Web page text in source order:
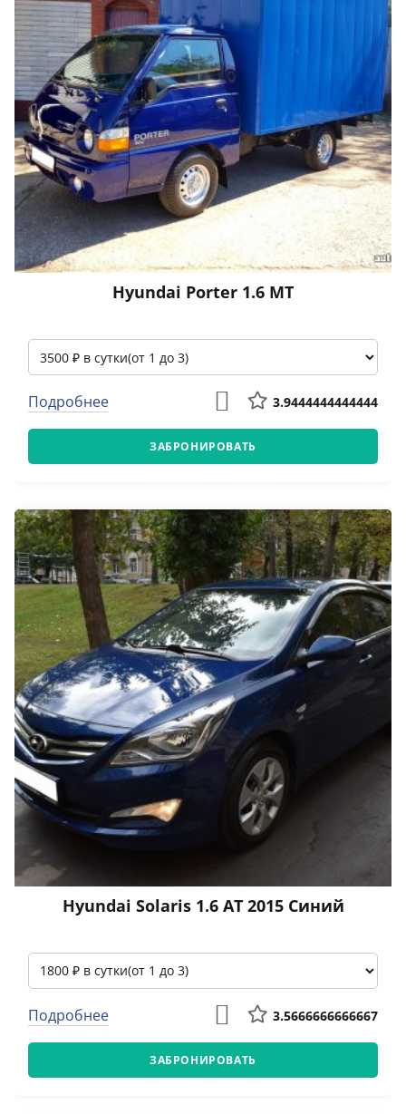
Hyundai Porter 1.6 МТ
Подробнее 3.9444444444444
ЗАБРОНИРОВАТЬ
Hyundai Solaris 1.6 АТ 2015 Синий
Подробнее 3.5666666666667
ЗАБРОНИРОВАТЬ